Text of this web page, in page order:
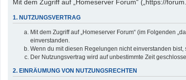
Mit dem Zugriff auf „Homeserver Forum“ („https://
1. NUTZUNGSVERTRAG
Mit dem Zugriff auf „Homeserver Forum“ (im Folgenden
einverstanden.
Wenn du mit diesen Regelungen nicht einverstanden
Der Nutzungsvertrag wird auf unbestimmte Zeit
2. EINRÄUMUNG VON NUTZUNGSRECHTEN